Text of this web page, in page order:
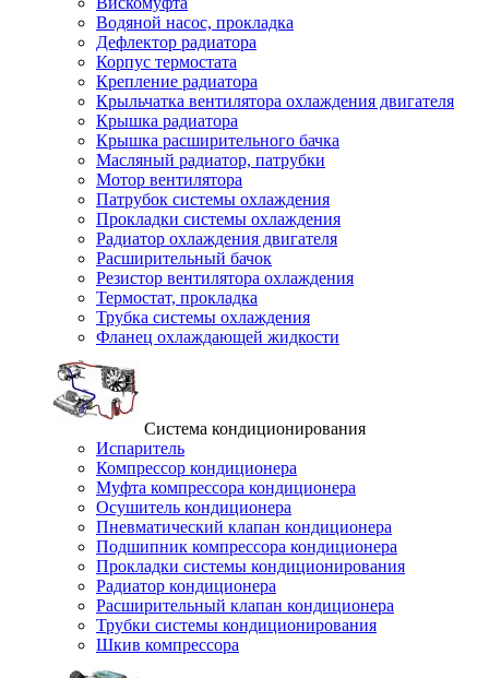
Водяной насос, прокладка
Дефлектор радиатора
Корпус термостата
Крепление радиатора
Крыльчатка вентилятора охлаждения двигателя
Крышка радиатора
Крышка расширительного бачка
Масляный радиатор, патрубки
Мотор вентилятора
Патрубок системы охлаждения
Прокладки системы охлаждения
Радиатор охлаждения двигателя
Расширительный бачок
Резистор вентилятора охлаждения
Термостат, прокладка
Трубка системы охлаждения
Фланец охлаждающей жидкости
Система кондиционирования
Испаритель
Компрессор кондиционера
Муфта компрессора кондиционера
Осушитель кондиционера
Пневматический клапан кондиционера
Подшипник компрессора кондиционера
Прокладки системы кондиционирования
Радиатор кондиционера
Расширительный клапан кондиционера
Трубки системы кондиционирования
Шкив компрессора